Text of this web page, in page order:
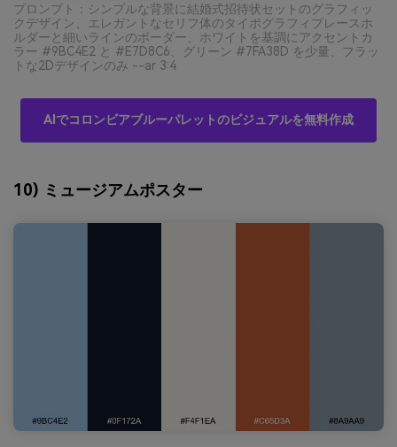
プロンプト：シンプルな背景に結婚式招待状セットのグラフィッ
クデザイン、エレガントなセリフ体のタイポグラフィプレースホ
ルダーと細いラインのボーダー、ホワイトを基調にアクセントカ
ラー #9BC4E2 と #E7D8C6、グリーン #7FA38D を少量、フラッ
トな2Dデザインのみ --ar 3:4
AIでコロンビアブルーパレットのビジュアルを無料作成
10) ミュージアムポスター